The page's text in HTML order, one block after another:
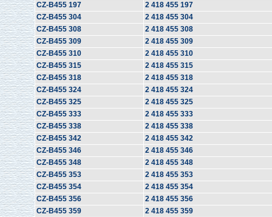
CZ-B455 197
2 418 455 197
CZ-B455 304
2 418 455 304
CZ-B455 308
2 418 455 308
CZ-B455 309
2 418 455 309
CZ-B455 310
2 418 455 310
CZ-B455 315
2 418 455 315
CZ-B455 318
2 418 455 318
CZ-B455 324
2 418 455 324
CZ-B455 325
2 418 455 325
CZ-B455 333
2 418 455 333
CZ-B455 338
2 418 455 338
CZ-B455 342
2 418 455 342
CZ-B455 346
2 418 455 346
CZ-B455 348
2 418 455 348
CZ-B455 353
2 418 455 353
CZ-B455 354
2 418 455 354
CZ-B455 356
2 418 455 356
CZ-B455 359
2 418 455 359